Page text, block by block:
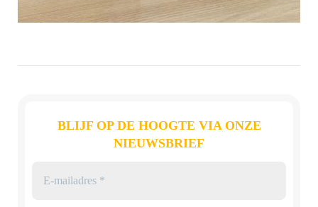
BLIJF OP DE HOOGTE VIA ONZE
NIEUWSBRIEF